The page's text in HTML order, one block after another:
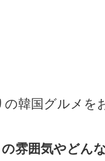
韓国グルメを
雰囲気やどん